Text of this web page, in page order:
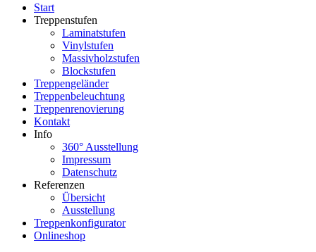
Start
Treppenstufen
Laminatstufen
Vinylstufen
Massivholzstufen
Blockstufen
Treppengeländer
Treppenbeleuchtung
Treppenrenovierung
Kontakt
Info
360° Ausstellung
Impressum
Datenschutz
Referenzen
Übersicht
Ausstellung
Treppenkonfigurator
Onlineshop